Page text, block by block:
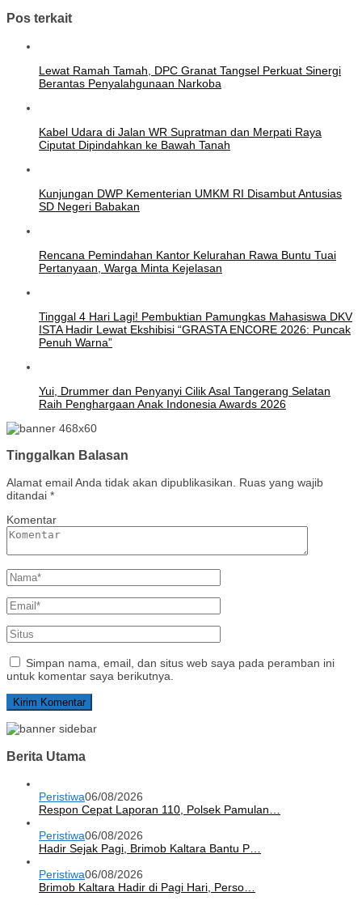
Pos terkait
Lewat Ramah Tamah, DPC Granat Tangsel Perkuat Sinergi
Berantas Penyalahgunaan Narkoba
Kabel Udara di Jalan WR Supratman dan Merpati Raya
Ciputat Dipindahkan ke Bawah Tanah
Kunjungan DWP Kementerian UMKM RI Disambut Antusias
SD Negeri Babakan
Rencana Pemindahan Kantor Kelurahan Rawa Buntu Tuai
Pertanyaan, Warga Minta Kejelasan
Tinggal 4 Hari Lagi! Pembuktian Pamungkas Mahasiswa DKV
ISTA Hadir Lewat Ekshibisi “GRASTA ENCORE 2026: Puncak
Penuh Warna”
Yui, Drummer dan Penyanyi Cilik Asal Tangerang Selatan
Raih Penghargaan Anak Indonesia Awards 2026
Tinggalkan Balasan
Alamat email Anda tidak akan dipublikasikan. Ruas yang wajib
ditandai *
Komentar
Simpan nama, email, dan situs web saya pada peramban ini
untuk komentar saya berikutnya.
Berita Utama
Peristiwa06/08/2026
Respon Cepat Laporan 110, Polsek Pamulan…
Peristiwa06/08/2026
Hadir Sejak Pagi, Brimob Kaltara Bantu P…
Peristiwa06/08/2026
Brimob Kaltara Hadir di Pagi Hari, Perso…